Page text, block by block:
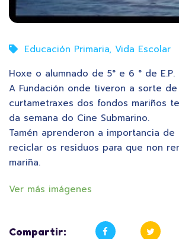
Educación Primaria, Vida Escolar
Hoxe o alumnado de 5° e 6 ° de
A Fundación onde tiveron a sorte
curtametraxes dos fondos mariños
da semana do Cine Submarino.
Tamén aprenderon a importancia
reciclar os residuos para que non
mariña.
Ver más imágenes
Compartir: